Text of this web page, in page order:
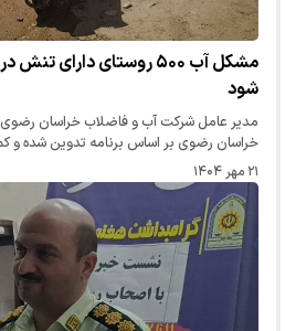
مشکل آب ۵۰۰ روستای
شود
خراسان رضوی بر اساس برنامه تدوین شده
۲۱ مهر ۱۴۰۴